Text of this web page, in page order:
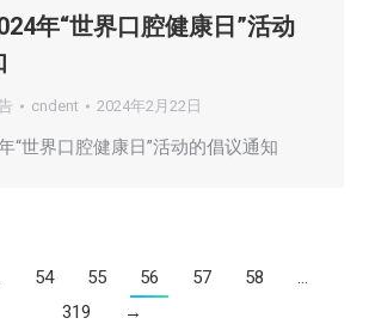
年“世界口腔健康日”活动
cndent 2024年2月22日
“世界口腔健康日”活动的倡议通知
54 55 56 57 58
…
319
→